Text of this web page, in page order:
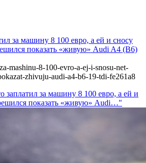
за машину 8 100 евро, а ей и сносу
показать «живую» Audi A4 (B6)
mashinu-8-100-evro-a-ej-i-snosu-net-
zhivuju-audi-a4-b6-19-tdi-fe261a8
заплатил за машину 8 100 евро, а ей и
показать «живую» Audi…"